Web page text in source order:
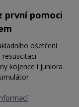
první pomoci
ošetření
resuscitaci
kojence i juniora